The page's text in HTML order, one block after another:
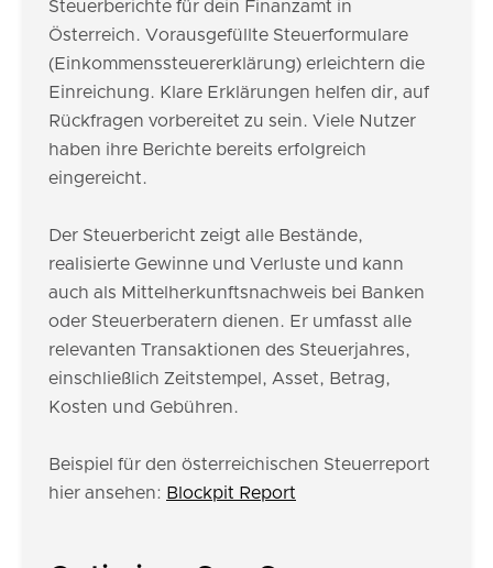
Steuerberichte für dein Finanzamt in
Österreich. Vorausgefüllte Steuerformulare
(Einkommenssteuererklärung) erleichtern die
Einreichung. Klare Erklärungen helfen dir, auf
Rückfragen vorbereitet zu sein. Viele Nutzer
haben ihre Berichte bereits erfolgreich
eingereicht.
Der Steuerbericht zeigt alle Bestände,
realisierte Gewinne und Verluste und kann
auch als Mittelherkunftsnachweis bei Banken
oder Steuerberatern dienen. Er umfasst alle
relevanten Transaktionen des Steuerjahres,
einschließlich Zeitstempel, Asset, Betrag,
Kosten und Gebühren.
Beispiel für den österreichischen Steuerreport
hier ansehen: Blockpit Report